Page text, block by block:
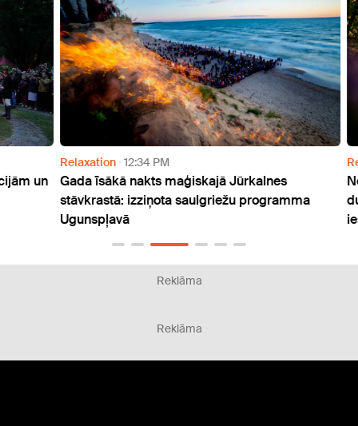
un
Relaxation 12:34 PM
Gada īsākā nakts maģiskajā Jūrkalnes
stāvkrastā: izziņota saulgriežu programma
Ugunspļavā
Reklāma
Reklāma